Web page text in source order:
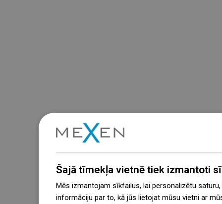
Šajā tīmekļa vietnē tiek izmantoti
Mēs izmantojam sīkfailus, lai personalizētu
informāciju par to, kā jūs lietojat mūsu vietni ar